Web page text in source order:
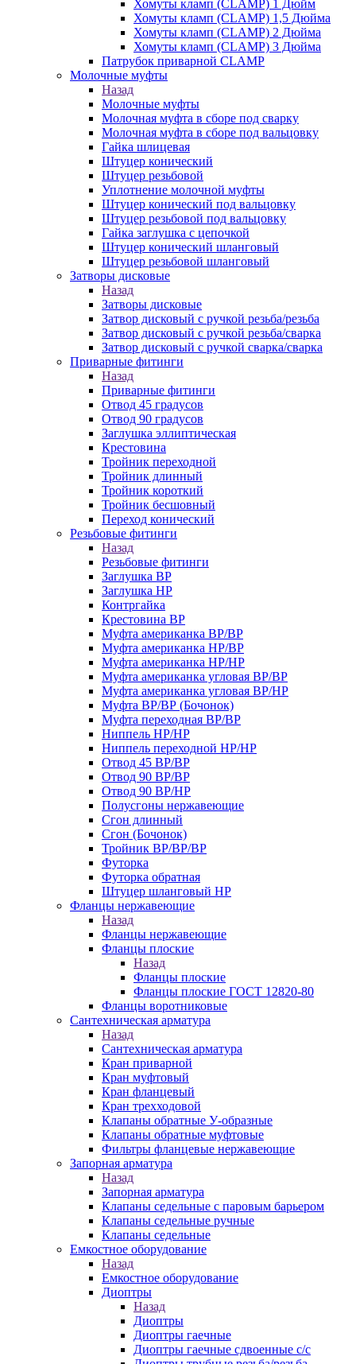
Хомуты кламп (CLAMP) 1 Дюйм
Хомуты кламп (CLAMP) 1,5 Дюйма
Хомуты кламп (CLAMP) 2 Дюйма
Хомуты кламп (CLAMP) 3 Дюйма
Патрубок приварной CLAMP
Молочные муфты
Назад
Молочные муфты
Молочная муфта в сборе под сварку
Молочная муфта в сборе под вальцовку
Гайка шлицевая
Штуцер конический
Штуцер резьбовой
Уплотнение молочной муфты
Штуцер конический под вальцовку
Штуцер резьбовой под вальцовку
Гайка заглушка с цепочкой
Штуцер конический шланговый
Штуцер резьбовой шланговый
Затворы дисковые
Назад
Затворы дисковые
Затвор дисковый с ручкой резьба/резьба
Затвор дисковый с ручкой резьба/сварка
Затвор дисковый с ручкой сварка/сварка
Приварные фитинги
Назад
Приварные фитинги
Отвод 45 градусов
Отвод 90 градусов
Заглушка эллиптическая
Крестовина
Тройник переходной
Тройник длинный
Тройник короткий
Тройник бесшовный
Переход конический
Резьбовые фитинги
Назад
Резьбовые фитинги
Заглушка ВР
Заглушка НР
Контргайка
Крестовина ВР
Муфта американка ВР/ВР
Муфта американка НР/ВР
Муфта американка НР/НР
Муфта американка угловая ВР/ВР
Муфта американка угловая ВР/НР
Муфта ВР/ВР (Бочонок)
Муфта переходная ВР/ВР
Ниппель НР/НР
Ниппель переходной НР/НР
Отвод 45 ВР/ВР
Отвод 90 ВР/ВР
Отвод 90 ВР/НР
Полусгоны нержавеющие
Сгон длинный
Сгон (Бочонок)
Тройник ВР/ВР/ВР
Футорка
Футорка обратная
Штуцер шланговый НР
Фланцы нержавеющие
Назад
Фланцы нержавеющие
Фланцы плоские
Назад
Фланцы плоские
Фланцы плоские ГОСТ 12820-80
Фланцы воротниковые
Сантехническая арматура
Назад
Сантехническая арматура
Кран приварной
Кран муфтовый
Кран фланцевый
Кран трехходовой
Клапаны обратные У-образные
Клапаны обратные муфтовые
Фильтры фланцевые нержавеющие
Запорная арматура
Назад
Запорная арматура
Клапаны седельные с паровым барьером
Клапаны седельные ручные
Клапаны седельные
Емкостное оборудование
Назад
Емкостное оборудование
Диоптры
Назад
Диоптры
Диоптры гаечные
Диоптры гаечные сдвоенные c/c